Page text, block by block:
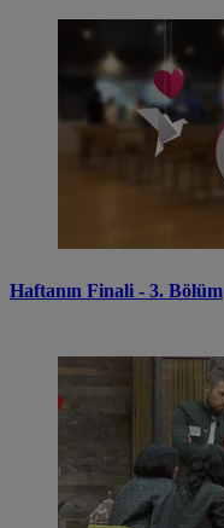
Haftanın Finali - 3. Bölüm